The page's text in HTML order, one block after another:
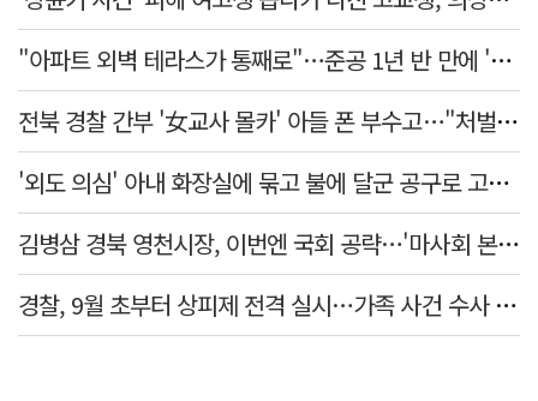
"아파트 외벽 테라스가 통째로"…준공 1년 반 만에 '아찔 사고'
전북 경찰 간부 '女교사 몰카' 아들 폰 부수고…"처벌 못하는 사안" 내부망에 글
'외도 의심' 아내 화장실에 묶고 불에 달군 공구로 고문…남편 검거
김병삼 경북 영천시장, 이번엔 국회 공략…'마사회 본사 이전·광역교통망 확충' 요청
경찰, 9월 초부터 상피제 전격 실시…가족 사건 수사 못해